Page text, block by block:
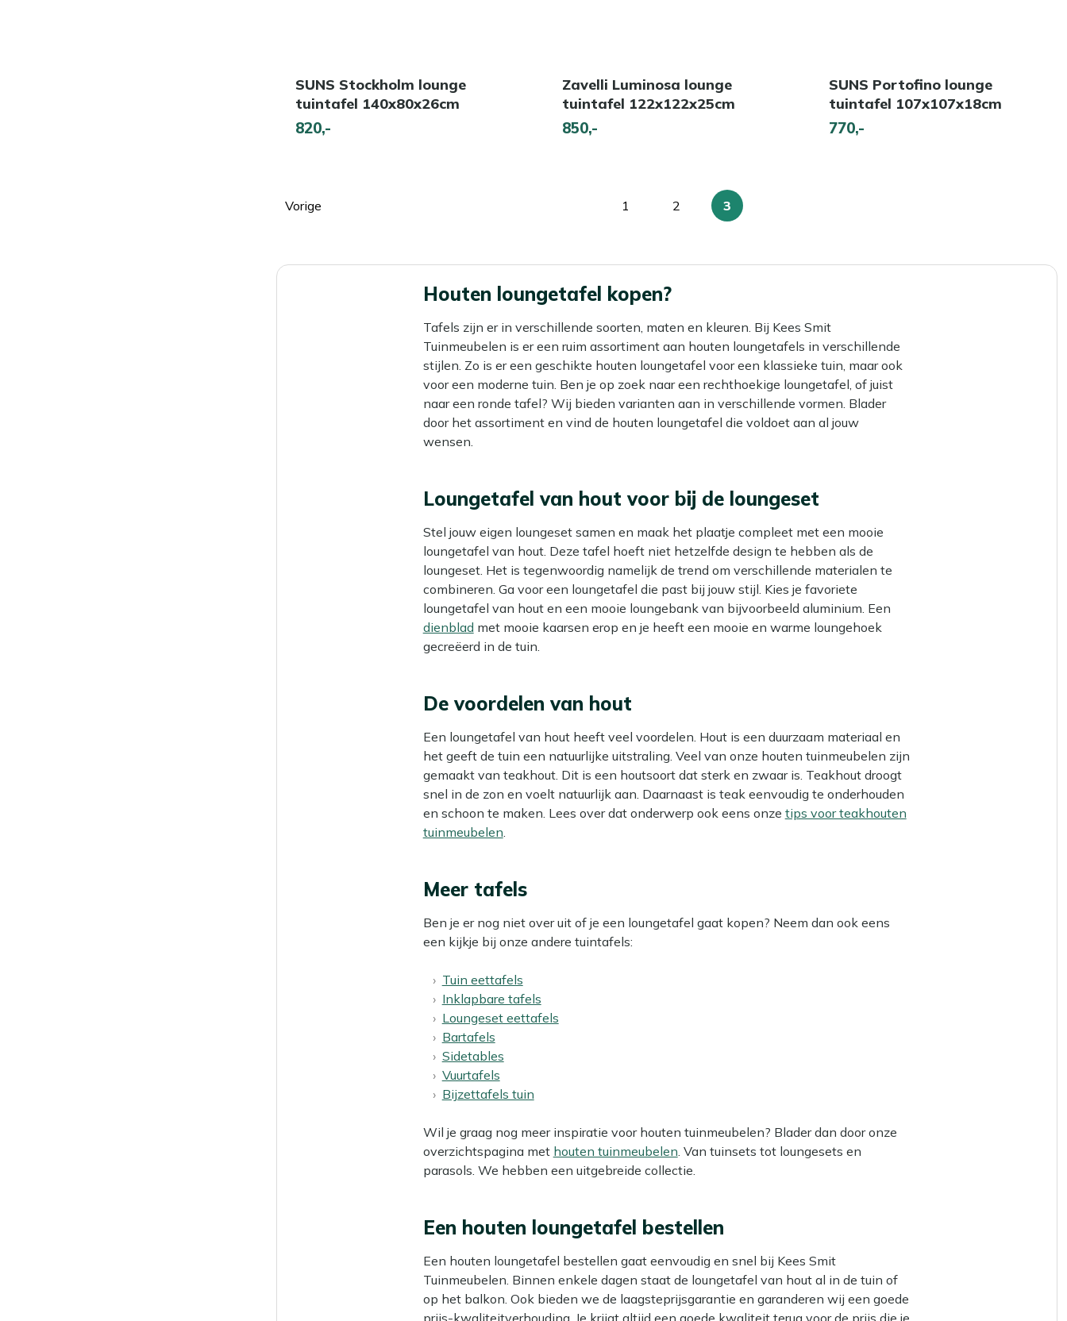
SUNS Stockholm lounge
tuintafel 140x80x26cm
820,-
Zavelli Luminosa lounge
tuintafel 122x122x25cm
850,-
SUNS Portofino lounge
tuintafel 107x107x18cm
770,-
Pagina
Vorige
Pagina
1
Pagina
2
U
3
Houten loungetafel kopen?
Tafels zijn er in verschillende soorten, maten en kleuren. Bij Kees Smit
Tuinmeubelen is er een ruim assortiment aan houten loungetafels in verschillende
stijlen. Zo is er een geschikte houten loungetafel voor een klassieke tuin, maar ook
voor een moderne tuin. Ben je op zoek naar een rechthoekige loungetafel, of juist
naar een ronde tafel? Wij bieden varianten aan in verschillende vormen. Blader
door het assortiment en vind de houten loungetafel die voldoet aan al jouw
wensen.
Loungetafel van hout voor bij de loungeset
Stel jouw eigen loungeset samen en maak het plaatje compleet met een mooie
loungetafel van hout. Deze tafel hoeft niet hetzelfde design te hebben als de
loungeset. Het is tegenwoordig namelijk de trend om verschillende materialen te
combineren. Ga voor een loungetafel die past bij jouw stijl. Kies je favoriete
loungetafel van hout en een mooie loungebank van bijvoorbeeld aluminium. Een
dienblad met mooie kaarsen erop en je heeft een mooie en warme loungehoek
gecreëerd in de tuin.
De voordelen van hout
Een loungetafel van hout heeft veel voordelen. Hout is een duurzaam materiaal en
het geeft de tuin een natuurlijke uitstraling. Veel van onze houten tuinmeubelen zijn
gemaakt van teakhout. Dit is een houtsoort dat sterk en zwaar is. Teakhout droogt
snel in de zon en voelt natuurlijk aan. Daarnaast is teak eenvoudig te onderhouden
en schoon te maken. Lees over dat onderwerp ook eens onze tips voor teakhouten
tuinmeubelen.
Meer tafels
Ben je er nog niet over uit of je een loungetafel gaat kopen? Neem dan ook eens
een kijkje bij onze andere tuintafels:
Tuin eettafels
Inklapbare tafels
Loungeset eettafels
Bartafels
Sidetables
Vuurtafels
Bijzettafels tuin
Wil je graag nog meer inspiratie voor houten tuinmeubelen? Blader dan door onze
overzichtspagina met houten tuinmeubelen. Van tuinsets tot loungesets en
parasols. We hebben een uitgebreide collectie.
Een houten loungetafel bestellen
Een houten loungetafel bestellen gaat eenvoudig en snel bij Kees Smit
Tuinmeubelen. Binnen enkele dagen staat de loungetafel van hout al in de tuin of
op het balkon. Ook bieden we de laagsteprijsgarantie en garanderen wij een goede
prijs-kwaliteitverhouding. Je krijgt altijd een goede kwaliteit terug voor de prijs die je